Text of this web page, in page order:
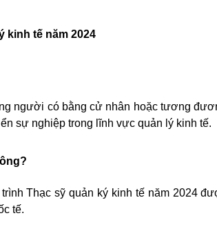
kinh tế năm 2024
người có bằng cử nhân hoặc tương
sự nghiệp trong lĩnh vực quản lý kinh tế.
Thạc sỹ quản ký kinh tế năm 2024
tế.